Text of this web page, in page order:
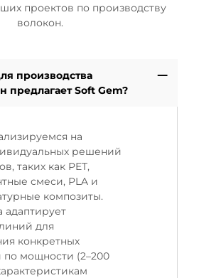
проектов по производству
волокон.
производства
предлагает Soft Gem?
на
решений
таких как PET,
смеси, PLA и
композиты.
для
конкретных
по мощности (2–200